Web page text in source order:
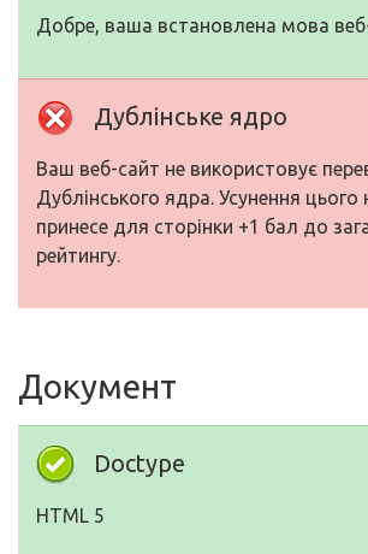
Добре, ваша встановлена мова
Дублінське ядро
Ваш веб-сайт не використовує
Дублінського ядра. Усунення цього
принесе для сторінки +1 бал до
рейтингу.
Документ
Doctype
HTML 5